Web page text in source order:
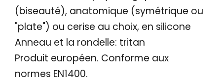
(biseauté), anatomique (symétrique ou
"plate") ou cerise au choix, en silicone
Anneau et la rondelle: tritan
Produit européen. Conforme aux
normes EN1400.